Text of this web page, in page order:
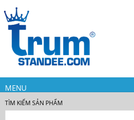
MENU
TÌM KIẾM SẢN PHẨM